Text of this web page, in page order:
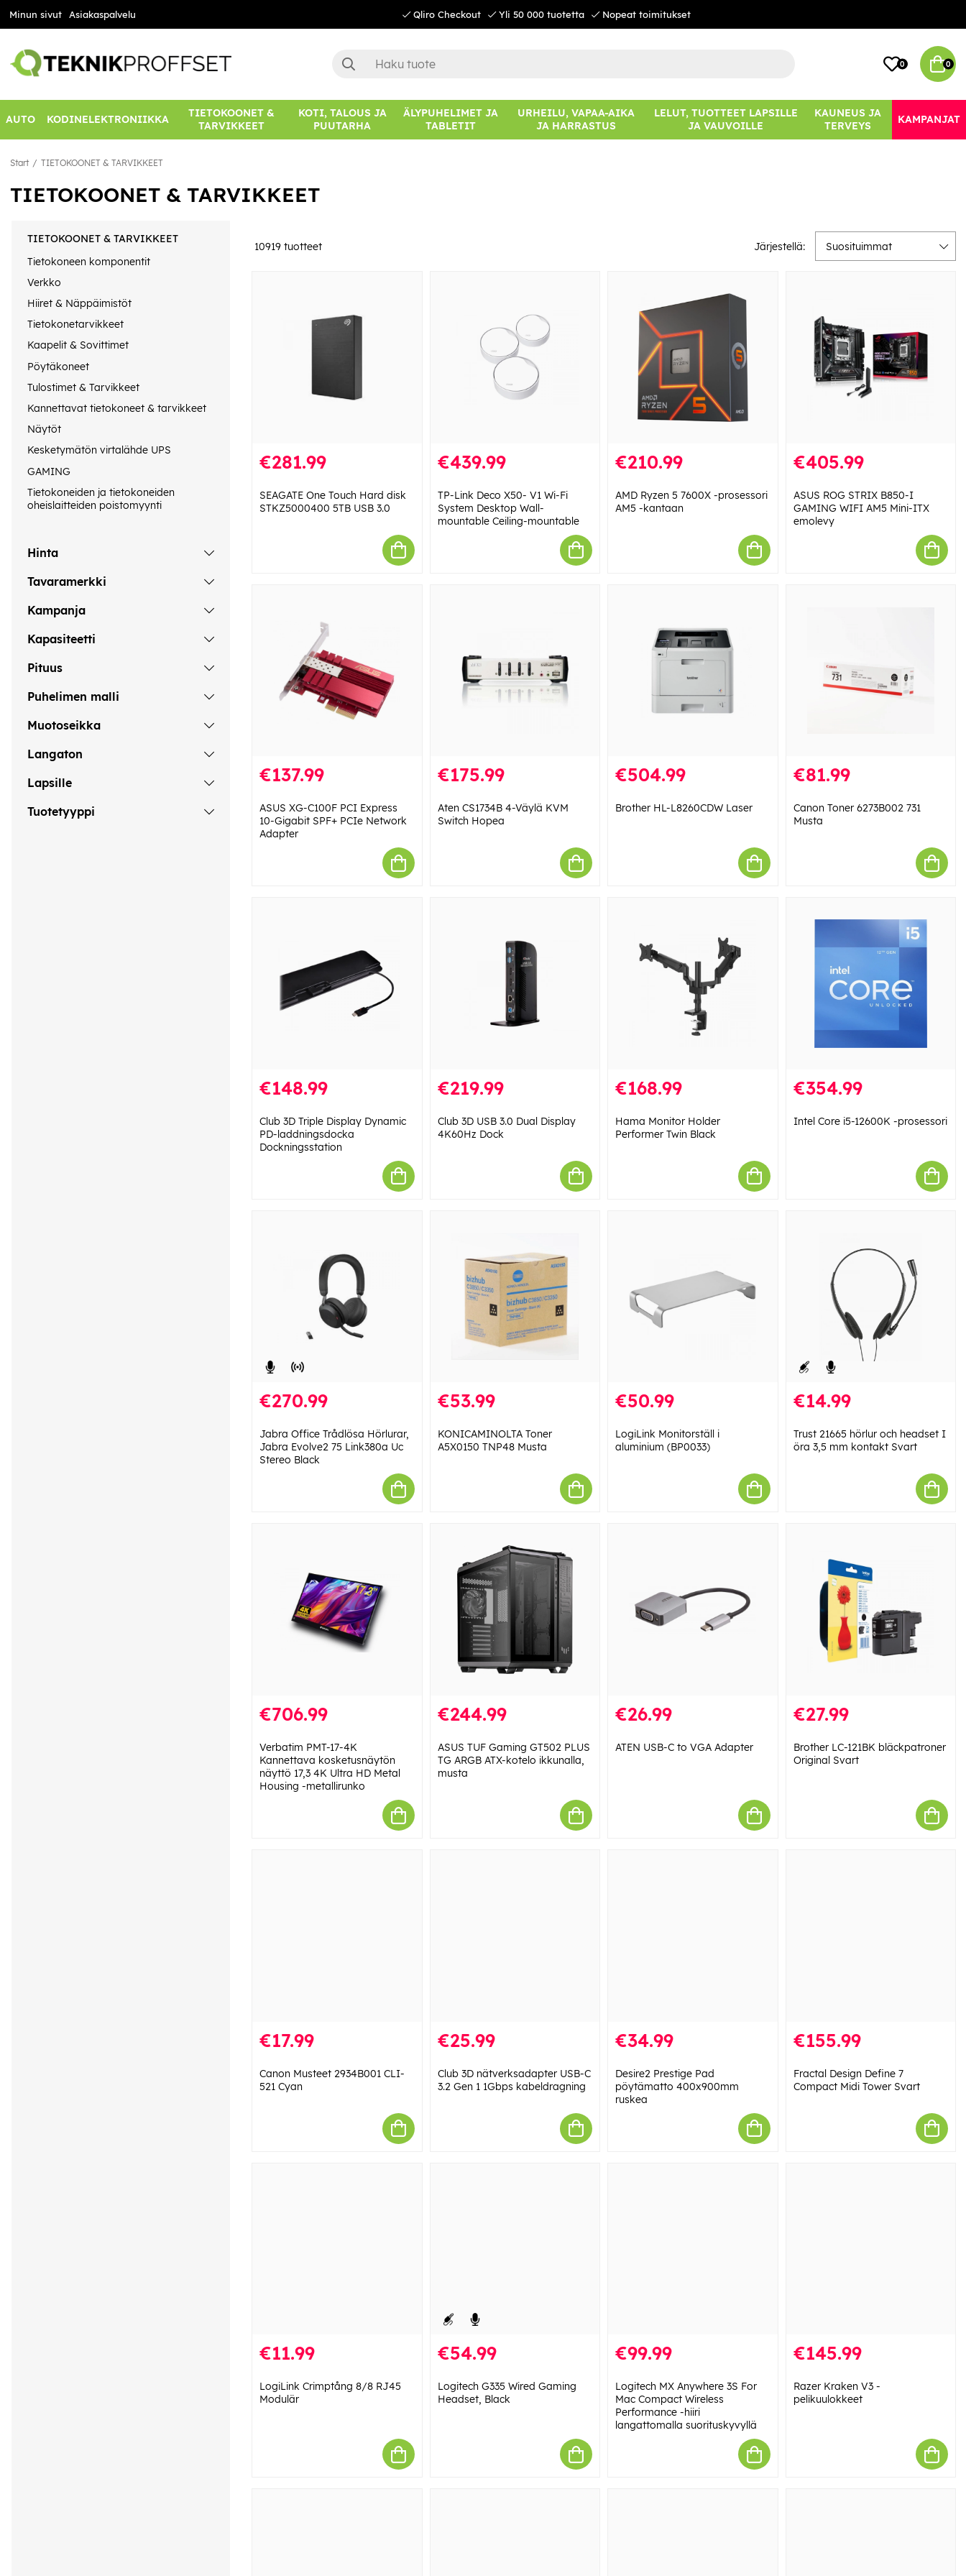
Minun sivut Asiakaspalvelu Qliro Checkout Yli 50 000 tuotetta Nopeat toimitukset
0 0
AUTO KODINELEKTRONIIKKA
TIETOKOONET &
TARVIKKEET
KOTI, TALOUS JA
PUUTARHA
ÄLYPUHELIMET JA
TABLETIT
URHEILU, VAPAA-AIKA
JA HARRASTUS
LELUT, TUOTTEET LAPSILLE
JA VAUVOILLE
KAUNEUS JA
TERVEYS
KAMPANJAT
Start TIETOKOONET & TARVIKKEET
TIETOKOONET & TARVIKKEET
TIETOKOONET & TARVIKKEET
Tietokoneen komponentit
Verkko
Hiiret & Näppäimistöt
Tietokonetarvikkeet
Kaapelit & Sovittimet
Pöytäkoneet
Tulostimet & Tarvikkeet
Kannettavat tietokoneet & tarvikkeet
Näytöt
Kesketymätön virtalähde UPS
GAMING
Tietokoneiden ja tietokoneiden
oheislaitteiden poistomyynti
Hinta
Tavaramerkki
Kampanja
Kapasiteetti
Pituus
Puhelimen malli
Muotoseikka
Langaton
Lapsille
Tuotetyyppi
10919 tuotteet Järjestellä: Suosituimmat
€281.99
SEAGATE One Touch Hard disk
STKZ5000400 5TB USB 3.0
€439.99
TP-Link Deco X50- V1 Wi-Fi
System Desktop Wall-
mountable Ceiling-mountable
€210.99
AMD Ryzen 5 7600X -prosessori
AM5 -kantaan
€405.99
ASUS ROG STRIX B850-I
GAMING WIFI AM5 Mini-ITX
emolevy
€137.99
ASUS XG-C100F PCI Express
10-Gigabit SPF+ PCIe Network
Adapter
€175.99
Aten CS1734B 4-Väylä KVM
Switch Hopea
€504.99
Brother HL-L8260CDW Laser
€81.99
Canon Toner 6273B002 731
Musta
€148.99
Club 3D Triple Display Dynamic
PD-laddningsdocka
Dockningsstation
€219.99
Club 3D USB 3.0 Dual Display
4K60Hz Dock
€168.99
Hama Monitor Holder
Performer Twin Black
€354.99
Intel Core i5-12600K -prosessori
€270.99
Jabra Office Trådlösa Hörlurar,
Jabra Evolve2 75 Link380a Uc
Stereo Black
€53.99
KONICAMINOLTA Toner
A5X0150 TNP48 Musta
€50.99
LogiLink Monitorställ i
aluminium (BP0033)
€14.99
Trust 21665 hörlur och headset I
öra 3,5 mm kontakt Svart
€706.99
Verbatim PMT-17-4K
Kannettava kosketusnäytön
näyttö 17,3 4K Ultra HD Metal
Housing -metallirunko
€244.99
ASUS TUF Gaming GT502 PLUS
TG ARGB ATX-kotelo ikkunalla,
musta
€26.99
ATEN USB-C to VGA Adapter
€27.99
Brother LC-121BK bläckpatroner
Original Svart
€17.99
Canon Musteet 2934B001 CLI-
521 Cyan
€25.99
Club 3D nätverksadapter USB-C
3.2 Gen 1 1Gbps kabeldragning
€34.99
Desire2 Prestige Pad
pöytämatto 400x900mm
ruskea
€155.99
Fractal Design Define 7
Compact Midi Tower Svart
€11.99
LogiLink Crimptång 8/8 RJ45
Modulär
€54.99
Logitech G335 Wired Gaming
Headset, Black
€99.99
Logitech MX Anywhere 3S For
Mac Compact Wireless
Performance -hiiri
langattomalla suorituskyvyllä
€145.99
Razer Kraken V3 -
pelikuulokkeet